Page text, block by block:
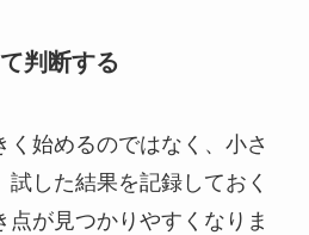
判断する
始めるのではなく、小さ
試した結果を記録しておく
点が見つかりやすくなりま